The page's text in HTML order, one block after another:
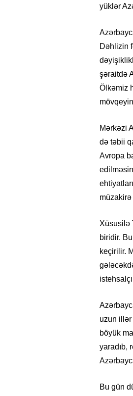
yüklər
Dəhlizin
şəraitdə
Ölkəmiz
Mərkəzi
də təbii
Avropa
müzakirə
Xüsusilə
biridir.
keçirilir.
uzun
böyük
yaradıb,
Bu gün